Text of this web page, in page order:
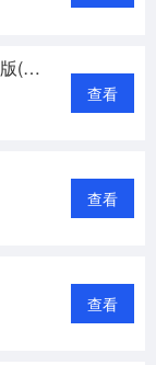
TheAeroClockV1.21绿色英文版(xp透明桌面时钟)
查看
查看
查看